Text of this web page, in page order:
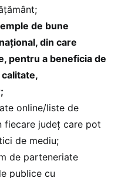
de bune
din care
pentru a beneficia de
online/liste de
fiecare județ care pot
de mediu;
de parteneriate
publice cu